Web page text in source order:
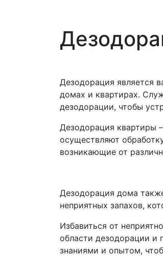
Дезодорация является
домах и квартирах.
дезодорации, чтобы
Дезодорация квартиры
осуществляют
возникающие от
Дезодорация дома
неприятных запахов,
Избавиться от
области дезодорации и
знаниями и опытом,